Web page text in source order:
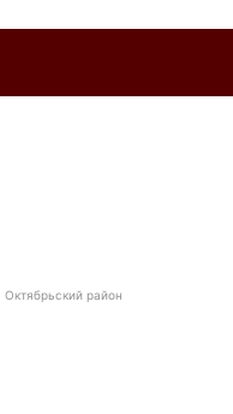
Октябрьский район